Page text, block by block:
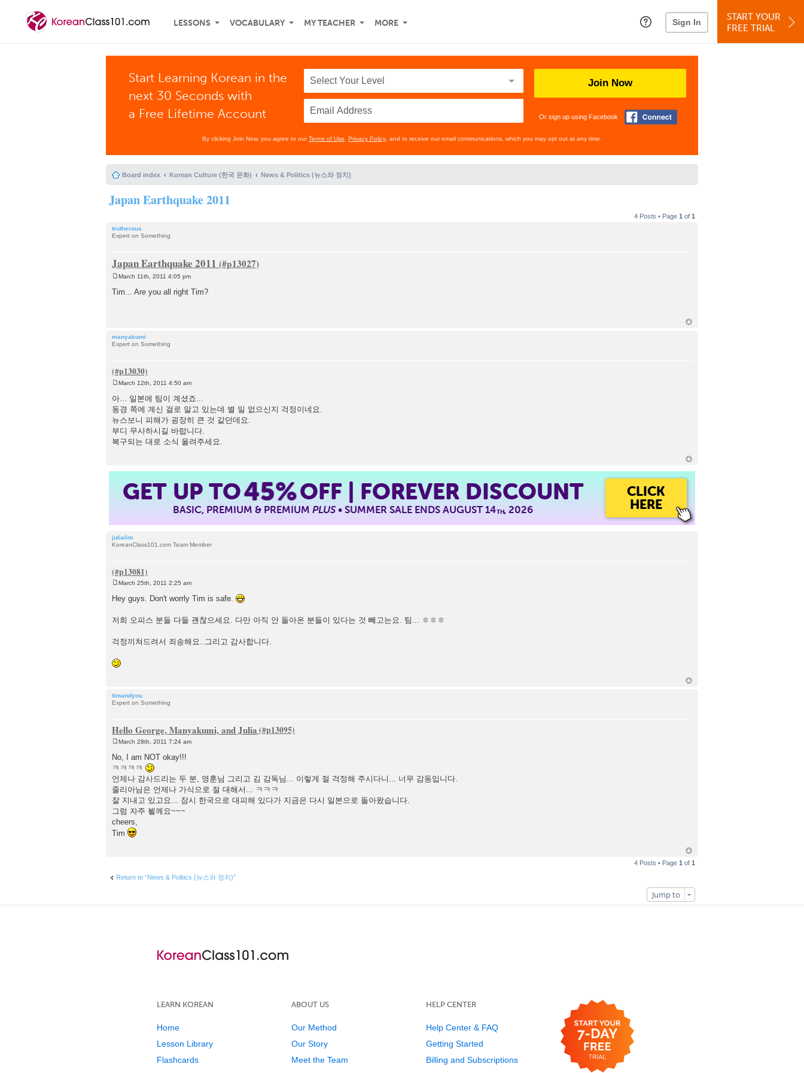
LESSONS VOCABULARY MY TEACHER MORE Sign In
START YOUR
FREE TRIAL
Start Learning Korean in the
next 30 Seconds with
a Free Lifetime Account
Join Now
Or sign up using Facebook
By clicking Join Now, you agree to ourTerms of Use Privacy Policy , and to receive our email communications, which you may opt out at any time.
Board index Korean Culture (한국 문화) News & Politics (뉴스와 정치)
Japan Earthquake 2011
4 Posts • Page 1 of 1
trutherous
Expert on Something
Japan Earthquake 2011
s
March 11th, 2011 4:05 pm
Tim... Are you all right Tim?
manyakumi
Expert on Something
s
t
March 12th, 2011 4:50 am
아... 일본에 팀이 계셨죠...
동경 쪽에 계신 걸로 알고 있는데 별 일 없으신지 걱정이네요.
뉴스보니 피해가 굉장히 큰 것 같던데요.
부디 무사하시길 바랍니다.
복구되는 대로 소식 올려주세요.
GET UP TO45%OFF | FOREVER DISCOUNT
BASIC, PREMIUM & PREMIUMPLUS• SUMMER SALE ENDS AUGUST 14TH, 2026
CLICK
HERE
julialim
KoreanClass101.com Team Member
s
March 25th, 2011 2:25 am
Hey guys. Don't worrly Tim is safe.
저희 오피스 분들 다들 괜찮으세요. 다만 아직 안 돌아온 분들이 있다는 것 빼고는요. 팀... ㅎㅎㅎ
걱정끼쳐드려서 죄송해요..그리고 감사합니다.
timandyou
Expert on Something
Hello George, Manyakumi, and Julia
s
March 28th, 2011 7:24 am
No, I am NOT okay!!!
ㅋㅋㅋㅋ
언제나 감사드리는 두 분, 영훈님 그리고 김 감독님... 이렇게 절 걱정해 주시다니... 너무 감동입니다.
줄리아님은 언제나 가식으로 절 대해서... ㅋㅋㅋ
잘 지내고 있고요... 잠시 한국으로 대피해 있다가 지금은 다시 일본으로 돌아왔습니다.
그럼 자주 뵐께요~~~
cheers,
Tim
4 Posts • Page 1 of 1
Return to “News & Politics (뉴스와 정치)”
Jump to
LEARN KOREAN
Home
Lesson Library
Flashcards
ABOUT US
Our Method
Our Story
Meet the Team
HELP CENTER
Help Center & FAQ
Getting Started
Billing and Subscriptions